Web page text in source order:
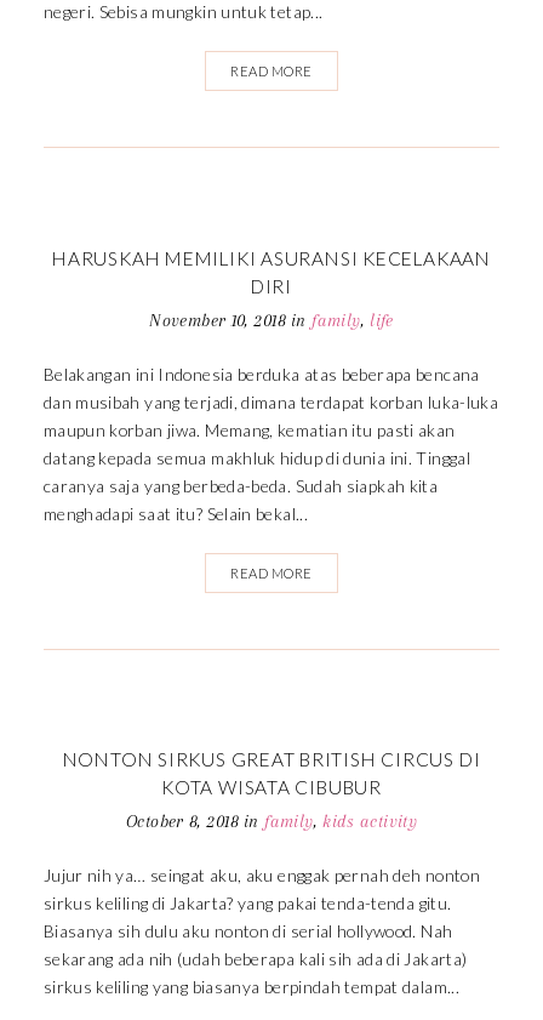
negeri. Sebisa mungkin untuk tetap...
READ MORE
HARUSKAH MEMILIKI ASURANSI KECELAKAAN
DIRI
November 10, 2018 in family, life
Belakangan ini Indonesia berduka atas beberapa bencana
dan musibah yang terjadi, dimana terdapat korban luka-luka
maupun korban jiwa. Memang, kematian itu pasti akan
datang kepada semua makhluk hidup di dunia ini. Tinggal
caranya saja yang berbeda-beda. Sudah siapkah kita
menghadapi saat itu? Selain bekal...
READ MORE
NONTON SIRKUS GREAT BRITISH CIRCUS DI
KOTA WISATA CIBUBUR
October 8, 2018 in family, kids activity
Jujur nih ya… seingat aku, aku enggak pernah deh nonton
sirkus keliling di Jakarta? yang pakai tenda-tenda gitu.
Biasanya sih dulu aku nonton di serial hollywood. Nah
sekarang ada nih (udah beberapa kali sih ada di Jakarta)
sirkus keliling yang biasanya berpindah tempat dalam...